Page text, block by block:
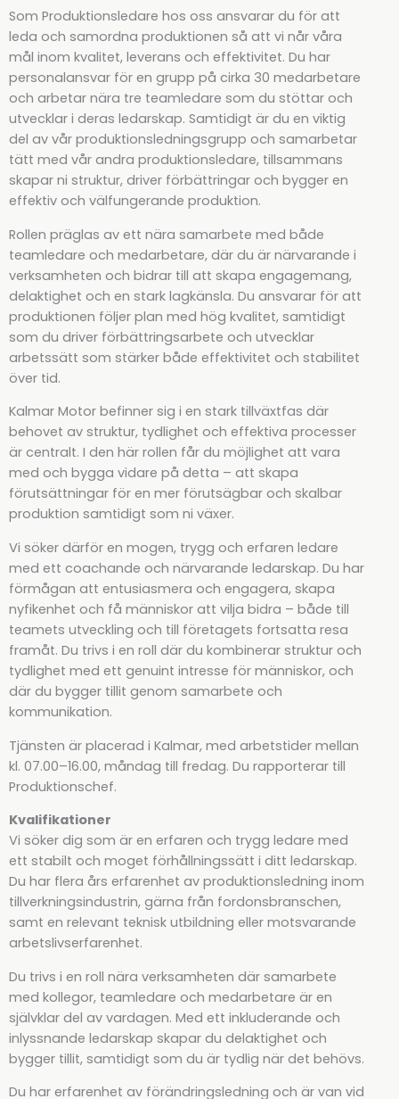
Som Produktionsledare hos oss ansvarar du för att
leda och samordna produktionen så att vi når våra
mål inom kvalitet, leverans och effektivitet. Du har
personalansvar för en grupp på cirka 30 medarbetare
och arbetar nära tre teamledare som du stöttar och
utvecklar i deras ledarskap. Samtidigt är du en viktig
del av vår produktionsledningsgrupp och samarbetar
tätt med vår andra produktionsledare, tillsammans
skapar ni struktur, driver förbättringar och bygger en
effektiv och välfungerande produktion.
Rollen präglas av ett nära samarbete med både
teamledare och medarbetare, där du är närvarande i
verksamheten och bidrar till att skapa engagemang,
delaktighet och en stark lagkänsla. Du ansvarar för att
produktionen följer plan med hög kvalitet, samtidigt
som du driver förbättringsarbete och utvecklar
arbetssätt som stärker både effektivitet och stabilitet
över tid.
Kalmar Motor befinner sig i en stark tillväxtfas där
behovet av struktur, tydlighet och effektiva processer
är centralt. I den här rollen får du möjlighet att vara
med och bygga vidare på detta – att skapa
förutsättningar för en mer förutsägbar och skalbar
produktion samtidigt som ni växer.
Vi söker därför en mogen, trygg och erfaren ledare
med ett coachande och närvarande ledarskap. Du har
förmågan att entusiasmera och engagera, skapa
nyfikenhet och få människor att vilja bidra – både till
teamets utveckling och till företagets fortsatta resa
framåt. Du trivs i en roll där du kombinerar struktur och
tydlighet med ett genuint intresse för människor, och
där du bygger tillit genom samarbete och
kommunikation.
Tjänsten är placerad i Kalmar, med arbetstider mellan
kl. 07.00–16.00, måndag till fredag. Du rapporterar till
Produktionschef.
Kvalifikationer
Vi söker dig som är en erfaren och trygg ledare med
ett stabilt och moget förhållningssätt i ditt ledarskap.
Du har flera års erfarenhet av produktionsledning inom
tillverkningsindustrin, gärna från fordonsbranschen,
samt en relevant teknisk utbildning eller motsvarande
arbetslivserfarenhet.
Du trivs i en roll nära verksamheten där samarbete
med kollegor, teamledare och medarbetare är en
självklar del av vardagen. Med ett inkluderande och
inlyssnande ledarskap skapar du delaktighet och
bygger tillit, samtidigt som du är tydlig när det behövs.
Du har erfarenhet av förändringsledning och är van vid